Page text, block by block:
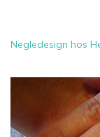
Negledesign hos